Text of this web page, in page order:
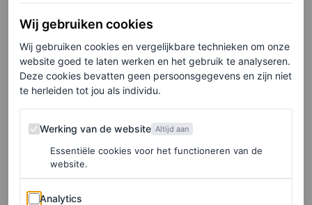
urenlang deden we alsof we
de ex van mijn vriend niet
zagen’
DOORTJE SMITHUIJSEN
Doortje Smithuijsen:
‘Vriendschap gaat enkel nog
over Whatsappgroepen en
Wij gebruiken cookies
Wij gebruiken cookies en vergelijkbare technieken om onze
website goed te laten werken en het gebruik te analyseren.
Deze cookies bevatten geen persoonsgegevens en zijn niet
te herleiden tot jou als individu.
Werking van de website
Werking van de website Altijd aan
Essentiële cookies voor het functioneren van de
website.
Analytics
Analytics